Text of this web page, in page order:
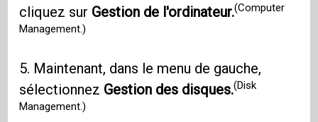
cliquez sur Gestion de l'ordinateur.(Computer
Management.)
5. Maintenant, dans le menu de gauche,
sélectionnez Gestion des disques.(Disk
Management.)